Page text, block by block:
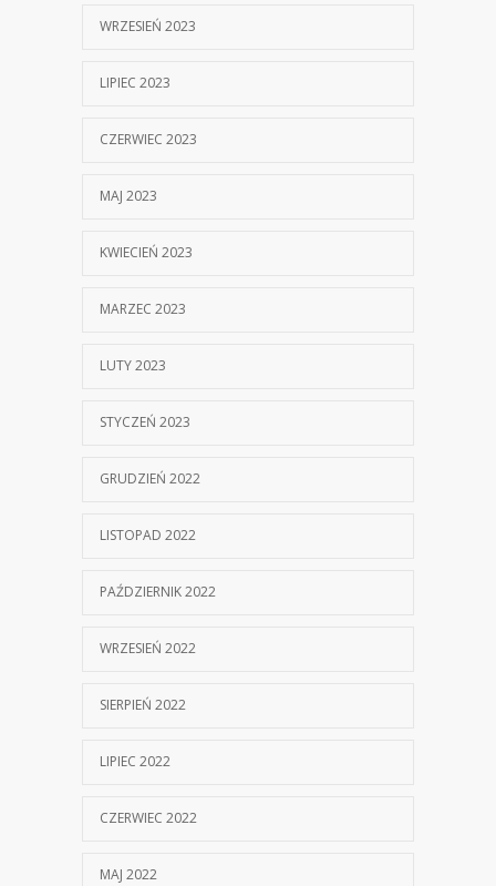
WRZESIEŃ 2023
LIPIEC 2023
CZERWIEC 2023
MAJ 2023
KWIECIEŃ 2023
MARZEC 2023
LUTY 2023
STYCZEŃ 2023
GRUDZIEŃ 2022
LISTOPAD 2022
PAŹDZIERNIK 2022
WRZESIEŃ 2022
SIERPIEŃ 2022
LIPIEC 2022
CZERWIEC 2022
MAJ 2022